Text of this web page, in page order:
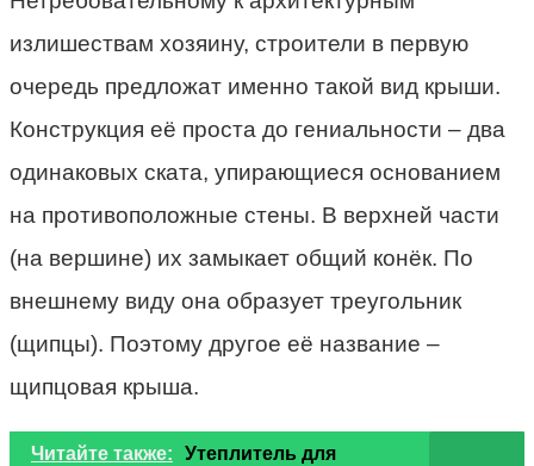
излишествам хозяину, строители в первую
очередь предложат именно такой вид крыши.
Конструкция её проста до гениальности – два
одинаковых ската, упирающиеся основанием
на противоположные стены. В верхней части
(на вершине) их замыкает общий конёк. По
внешнему виду она образует треугольник
(щипцы). Поэтому другое её название –
щипцовая крыша.
Читайте также: Утеплитель для